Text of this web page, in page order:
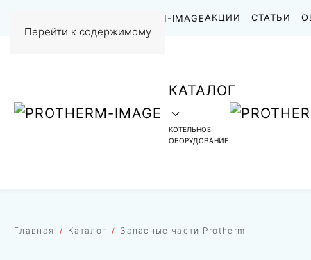
Перейти к содержимому
АКЦИИ СТАТЬИ
КАТАЛОГ
КОТЕЛЬНОЕ
ОБОРУДОВАНИЕ
Главная Каталог Запасные части Protherm